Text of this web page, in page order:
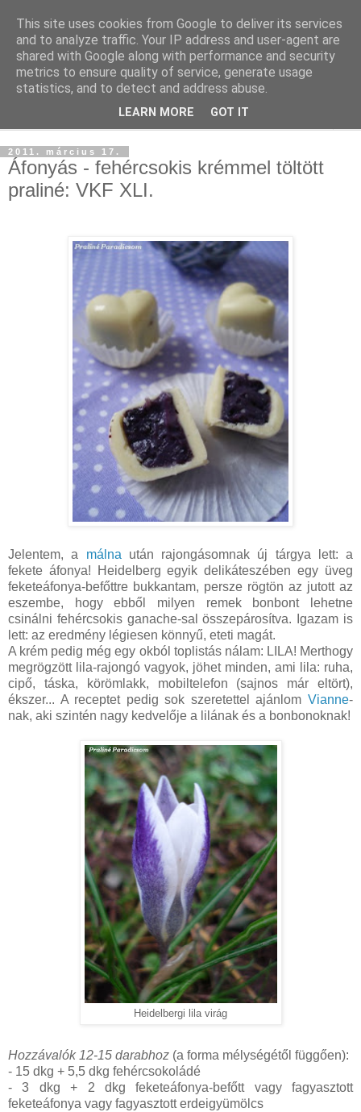
2011. március 17.
Áfonyás - fehércsokis krémmel töltött
praliné: VKF XLI.
Jelentem, a málna után rajongásomnak új tárgya lett: a
fekete áfonya! Heidelberg egyik delikáteszében egy üveg
feketeáfonya-befőttre bukkantam, persze rögtön az jutott az
eszembe, hogy ebből milyen remek bonbont lehetne
csinálni fehércsokis ganache-sal összepárosítva. Igazam is
lett: az eredmény légiesen könnyű, eteti magát.
A krém pedig még egy okból toplistás nálam: LILA! Merthogy
megrögzött lila-rajongó vagyok, jöhet minden, ami lila: ruha,
cipő, táska, körömlakk, mobiltelefon (sajnos már eltört),
ékszer... A receptet pedig sok szeretettel ajánlom Vianne-
nak, aki szintén nagy kedvelője a lilának és a bonbonoknak!
Heidelbergi lila virág
Hozzávalók 12-15 darabhoz (a forma mélységétől függően):
- 15 dkg + 5,5 dkg fehércsokoládé
- 3 dkg + 2 dkg feketeáfonya-befőtt vagy fagyasztott
feketeáfonya vagy fagyasztott erdeigyümölcs
This site uses cookies from Google to deliver its services
and to analyze traffic. Your IP address and user-agent are
shared with Google along with performance and security
metrics to ensure quality of service, generate usage
statistics, and to detect and address abuse.
LEARN MORE GOT IT